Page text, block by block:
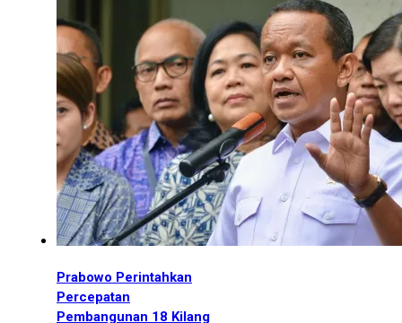
Prabowo Perintahkan
Percepatan
Pembangunan 18 Kilang